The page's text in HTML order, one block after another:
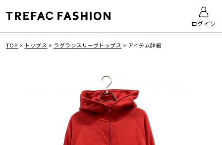
ログイン
TOP > トップス > ラグランスリーブトップス > アイテム詳細